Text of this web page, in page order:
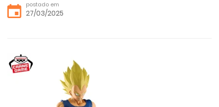
postado em
27/03/2025